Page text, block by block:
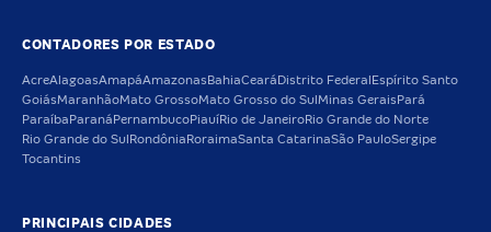
CONTADORES POR ESTADO
AcreAlagoasAmapáAmazonas BahiaCeará Distrito Federal Espírito Santo
GoiásMaranhãoMato GrossoMato Grosso do Sul Minas Gerais Pará
Paraíba Paraná PernambucoPiauíRio de JaneiroRio Grande do Norte
Rio Grande do Sul Rondônia RoraimaSanta CatarinaSão PauloSergipe
Tocantins
PRINCIPAIS CIDADES